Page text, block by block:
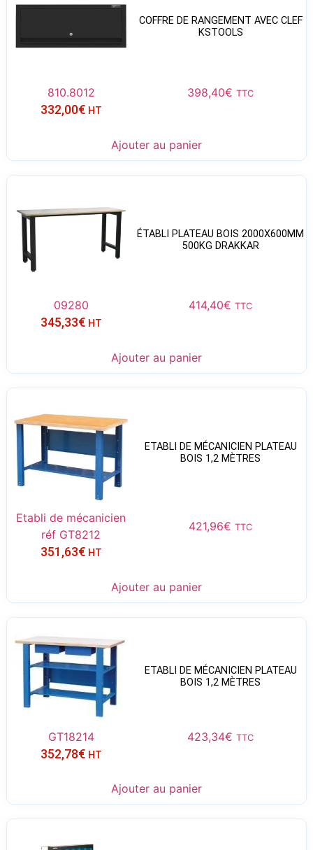
COFFRE DE RANGEMENT AVEC CLEF
KSTOOLS
810.8012 398,40€ TTC
332,00€ HT
Ajouter au panier
ÉTABLI PLATEAU BOIS 2000X600MM
500KG DRAKKAR
09280 414,40€ TTC
345,33€ HT
Ajouter au panier
ETABLI DE MÉCANICIEN PLATEAU
BOIS 1,2 MÈTRES
Etabli de mécanicien
réf GT8212
421,96€ TTC
351,63€ HT
Ajouter au panier
ETABLI DE MÉCANICIEN PLATEAU
BOIS 1,2 MÈTRES
GT18214 423,34€ TTC
352,78€ HT
Ajouter au panier